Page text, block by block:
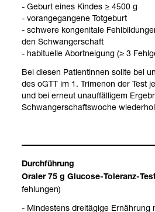
- Geburt eines Kin­des ≥ 4500 g
- vor­an­ge­gan­gene Tot­ge­burt
- schwere kon­ge­ni­tale
den Schwan­ger­schaft
- habi­tu­elle Abort­nei­gung (≥ 3
Bei die­sen Pati­en­tin­nen sollte bei
des oGTT im 1. Tri­me­non der Test
und bei erneut unauf­fäl­li­gem
Schwan­ger­schafts­wo­che
Durch­füh­rung
Ora­ler 75 g Glu­cose-​Tole­ranz-​
feh­lun­gen)
- Min­des­tens drei­tä­gige